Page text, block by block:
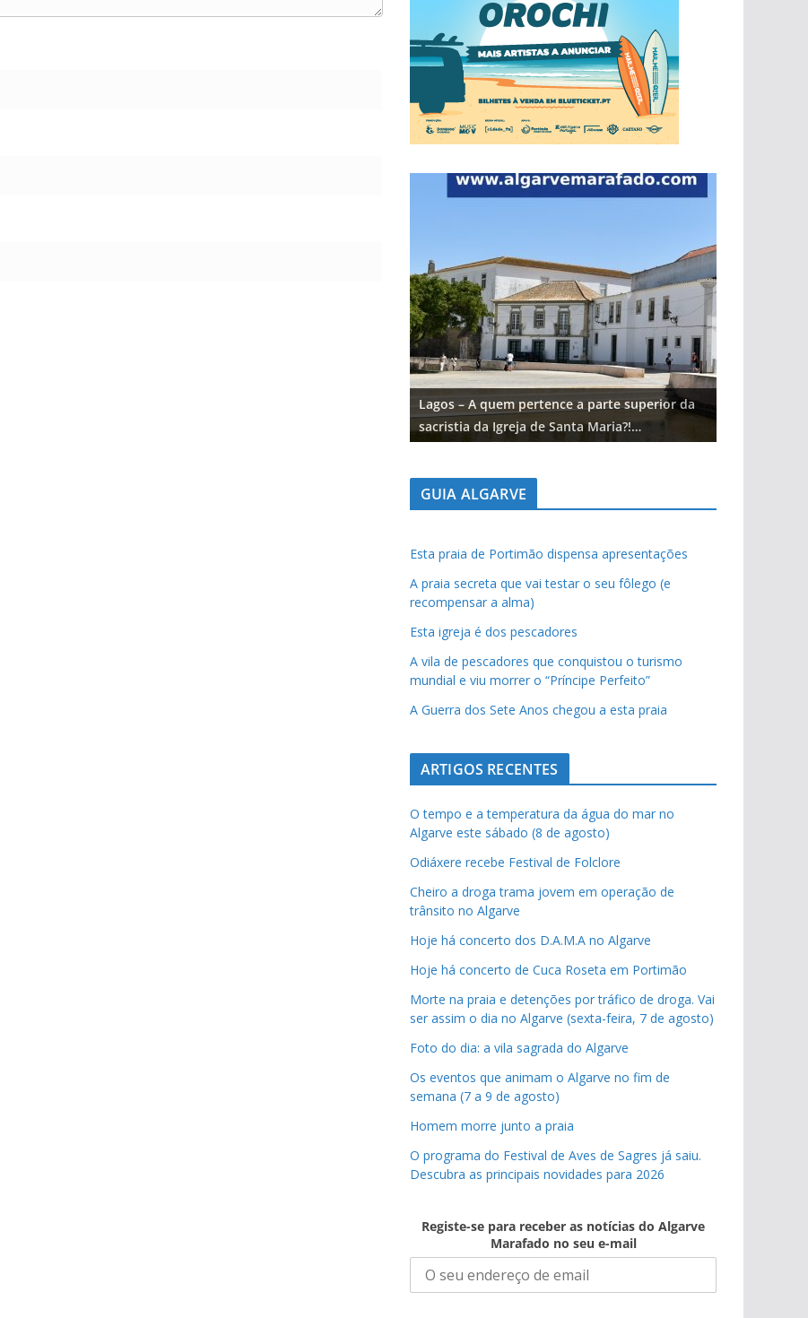
Lagos – A quem pertence a parte superior da
sacristia da Igreja de Santa Maria?!…
GUIA ALGARVE
Esta praia de Portimão dispensa apresentações
A praia secreta que vai testar o seu fôlego (e
recompensar a alma)
Esta igreja é dos pescadores
A vila de pescadores que conquistou o turismo
mundial e viu morrer o “Príncipe Perfeito”
A Guerra dos Sete Anos chegou a esta praia
ARTIGOS RECENTES
O tempo e a temperatura da água do mar no
Algarve este sábado (8 de agosto)
Odiáxere recebe Festival de Folclore
Cheiro a droga trama jovem em operação de
trânsito no Algarve
Hoje há concerto dos D.A.M.A no Algarve
Hoje há concerto de Cuca Roseta em Portimão
Morte na praia e detenções por tráfico de droga. Vai
ser assim o dia no Algarve (sexta-feira, 7 de agosto)
Foto do dia: a vila sagrada do Algarve
Os eventos que animam o Algarve no fim de
semana (7 a 9 de agosto)
Homem morre junto a praia
O programa do Festival de Aves de Sagres já saiu.
Descubra as principais novidades para 2026
Registe-se para receber as notícias do Algarve
Marafado no seu e-mail